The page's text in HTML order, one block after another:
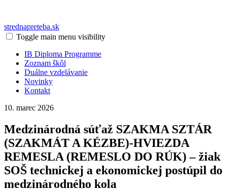
strednapreteba.sk
Toggle main menu visibility
IB Diploma Programme
Zoznam škôl
Duálne vzdelávanie
Novinky
Kontakt
10. marec 2026
Medzinárodná súťaž SZAKMA SZTÁR
(SZAKMÁT A KÉZBE)-HVIEZDA
REMESLA (REMESLO DO RÚK) – žiak
SOŠ technickej a ekonomickej postúpil do
medzinárodného kola